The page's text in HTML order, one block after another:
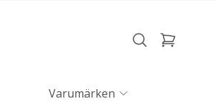
Varumärken